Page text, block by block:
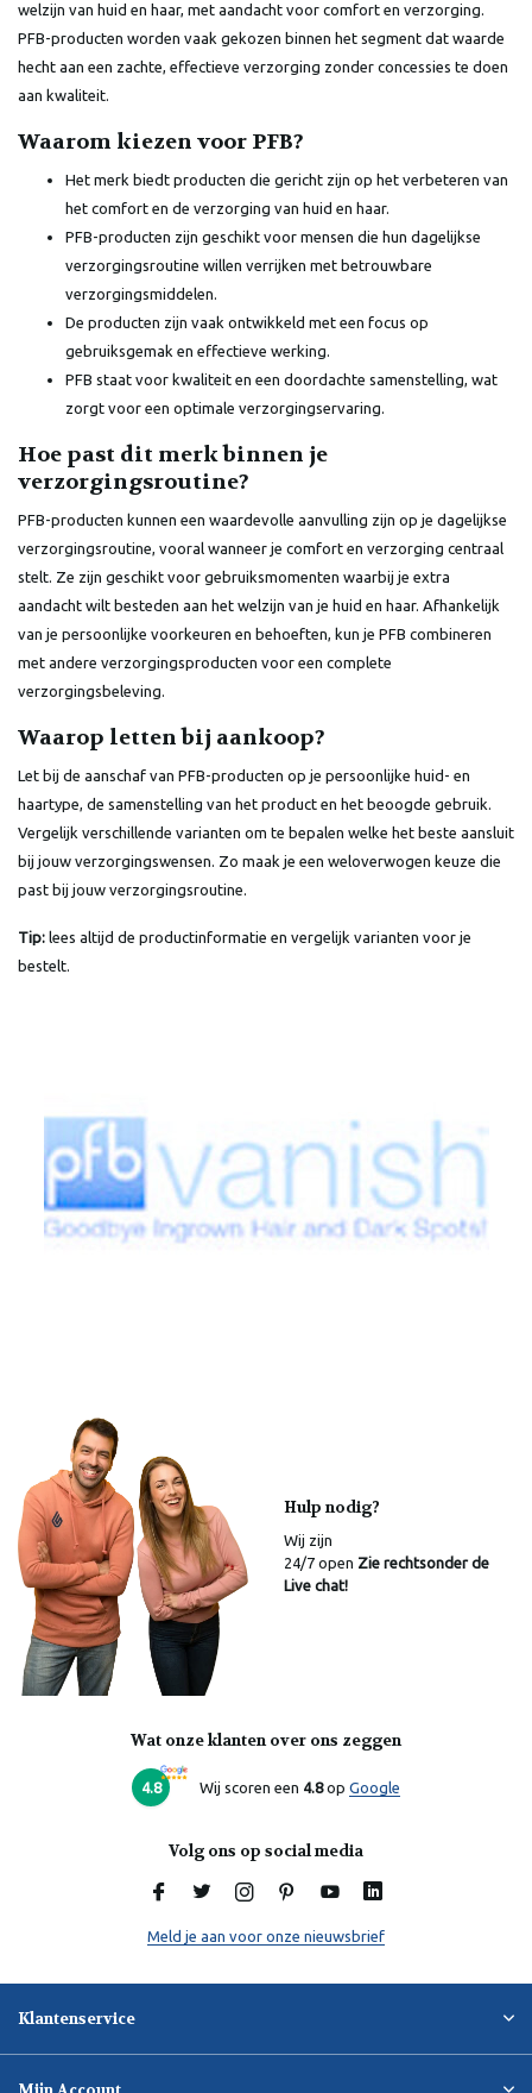
welzijn van huid en haar, met aandacht voor comfort en verzorging.
PFB-producten worden vaak gekozen binnen het segment dat waarde
hecht aan een zachte, effectieve verzorging zonder concessies te doen
aan kwaliteit.
Waarom kiezen voor PFB?
Het merk biedt producten die gericht zijn op het verbeteren van
het comfort en de verzorging van huid en haar.
PFB-producten zijn geschikt voor mensen die hun dagelijkse
verzorgingsroutine willen verrijken met betrouwbare
verzorgingsmiddelen.
De producten zijn vaak ontwikkeld met een focus op
gebruiksgemak en effectieve werking.
PFB staat voor kwaliteit en een doordachte samenstelling, wat
zorgt voor een optimale verzorgingservaring.
Hoe past dit merk binnen je
verzorgingsroutine?
PFB-producten kunnen een waardevolle aanvulling zijn op je dagelijkse
verzorgingsroutine, vooral wanneer je comfort en verzorging centraal
stelt. Ze zijn geschikt voor gebruiksmomenten waarbij je extra
aandacht wilt besteden aan het welzijn van je huid en haar. Afhankelijk
van je persoonlijke voorkeuren en behoeften, kun je PFB combineren
met andere verzorgingsproducten voor een complete
verzorgingsbeleving.
Waarop letten bij aankoop?
Let bij de aanschaf van PFB-producten op je persoonlijke huid- en
haartype, de samenstelling van het product en het beoogde gebruik.
Vergelijk verschillende varianten om te bepalen welke het beste aansluit
bij jouw verzorgingswensen. Zo maak je een weloverwogen keuze die
past bij jouw verzorgingsroutine.
Tip: lees altijd de productinformatie en vergelijk varianten voor je
bestelt.
Hulp nodig?
Wij zijn
24/7 open Zie rechtsonder de
Live chat!
Wat onze klanten over ons zeggen
4.8 Wij scoren een 4.8op Google
Volg ons op social media
Meld je aan voor onze nieuwsbrief
Klantenservice
Online